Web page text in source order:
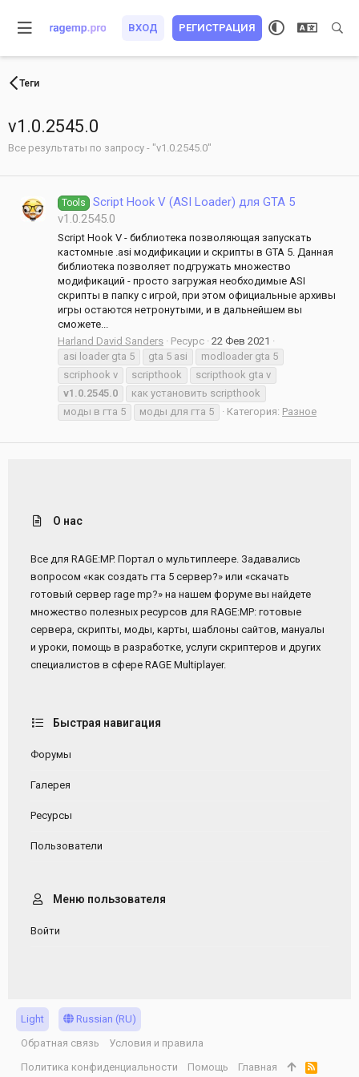
ВХОД РЕГИСТРАЦИЯ
Теги
v1.0.2545.0
Все результаты по запросу - "v1.0.2545.0"
Tools
Script Hook V (ASI Loader) для GTA 5
v1.0.2545.0
Script Hook V - библиотека позволяющая запускать
кастомные .asi модификации и скрипты в GTA 5. Данная
библиотека позволяет подгружать множество
модификаций - просто загружая необходимые ASI
скрипты в папку с игрой, при этом официальные архивы
игры остаются нетронутыми, и в дальнейшем вы
сможете...
Harland David Sanders
Ресурс 22 Фев 2021
asi loader gta 5
gta 5 asi
modloader gta 5
scriphook v
scripthook
scripthook gta v
v1.0.2545.0
как установить scripthook
моды в гта 5
моды для гта 5 Категория: Разное
О нас
Все для RAGE:MP. Портал о мультиплеере. Задавались
вопросом «как создать гта 5 сервер?» или «скачать
готовый сервер rage mp?» на нашем форуме вы найдете
множество полезных ресурсов для RAGE:MP: готовые
сервера, скрипты, моды, карты, шаблоны сайтов, мануалы
и уроки, помощь в разработке, услуги скриптеров и других
специалистов в сфере RAGE Multiplayer.
Быстрая навигация
Форумы
Галерея
Ресурсы
Пользователи
Меню пользователя
Войти
Light
Russian (RU)
Обратная связь
Условия и правила
Политика конфиденциальности
Помощь Главная
R